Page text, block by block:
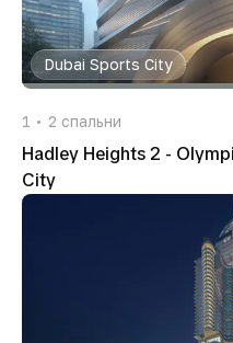
Dubai Sports City
1 2 спальни
Hadley Heights 2 -
City